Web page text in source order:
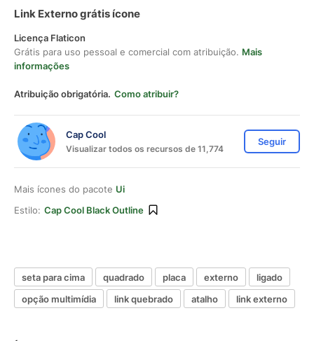
Link Externo grátis ícone
Licença Flaticon
Grátis para uso pessoal e comercial com atribuição. Mais
informações
Atribuição obrigatória. Como atribuir?
Cap Cool
Visualizar todos os recursos de 11,774
Seguir
Mais ícones do pacote Ui
Estilo: Cap Cool Black Outline
seta para cima quadrado placa externo
ligado
opção multimídia
link quebrado atalho link externo